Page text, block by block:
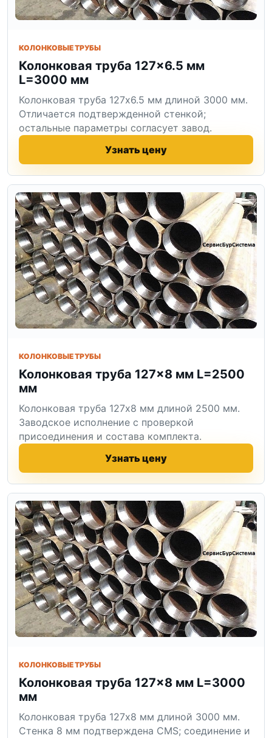
КОЛОНКОВЫЕ ТРУБЫ
Колонковая труба 127×6.5 мм
L=3000 мм
Колонковая труба 127x6.5 мм длиной 3000 мм.
Отличается подтвержденной стенкой;
остальные параметры согласует завод.
Узнать цену
КОЛОНКОВЫЕ ТРУБЫ
Колонковая труба 127×8 мм L=2500
мм
Колонковая труба 127x8 мм длиной 2500 мм.
Заводское исполнение с проверкой
присоединения и состава комплекта.
Узнать цену
КОЛОНКОВЫЕ ТРУБЫ
Колонковая труба 127×8 мм L=3000
мм
Колонковая труба 127x8 мм длиной 3000 мм.
Стенка 8 мм подтверждена CMS; соединение и